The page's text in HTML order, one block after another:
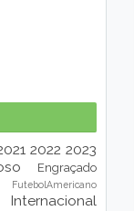
2022 2023
Engraçado
FutebolAmericano
Internacional